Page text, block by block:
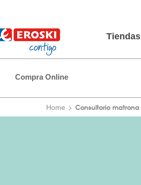
Tiendas
Compra Online
Home Consultorio matrona